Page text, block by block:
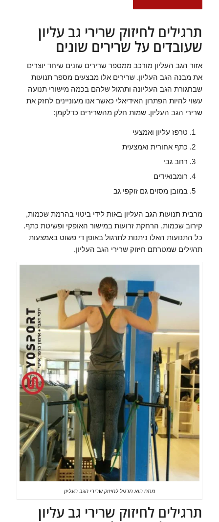
תרגילים לחיזוק שרירי גב עליון
שעובדים על שרירים שונים
אזור הגב העליון מורכב ממספר שרירים שונים שיחד יוצרים
את מבנה הגב העליון. שרירים אלו מבצעים מספר תנועות
שבחגורת הגב העליונה ותרגול שלהם בכמה מישורי תנועה
עשוי להיות הפתרון האידיאלי כאשר אנו מעוניינים לחזק את
שרירי הגב העליון. שמות חלק מהשרירים כדלקמן:
טרפז עליון ואמצעי
כתף אחורית ואמצעית
רחב גבי
רומבואידים
במובן מסוים גם זוקפי גב
מרבית תנועות הגב העליון באות לידי ביטוי בהרמת שכמות,
קירוב שכמות, הרחקת זרועות במישור האופקי ופשיטת כתף.
כל התנועות האלו ניתנות לתרגול באופן די פשוט באמצעות
תרגילים שמטרתם חיזוק שרירי הגב העליון.
מתח הוא תרגיל לחיזוק שרירי הגב העליון
תרגילים לחיזוק שרירי גב עליון